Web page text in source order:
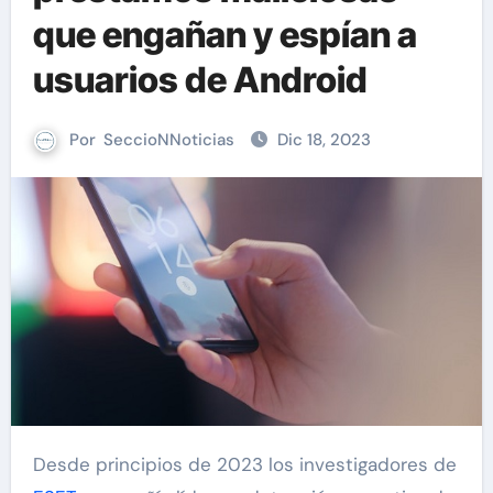
que engañan y espían a
usuarios de Android
Por SeccioNNoticias Dic 18, 2023
Desde principios de 2023 los investigadores de